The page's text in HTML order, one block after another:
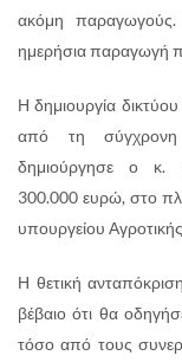
ακόμη
ημερήσια παραγωγή
Η δημιουργία
από τη σύγχρονη
δημιούργησε ο κ.
300.000 ευρώ, στο
υπουργείου
Η θετική
βέβαιο ότι θα
τόσο από τους